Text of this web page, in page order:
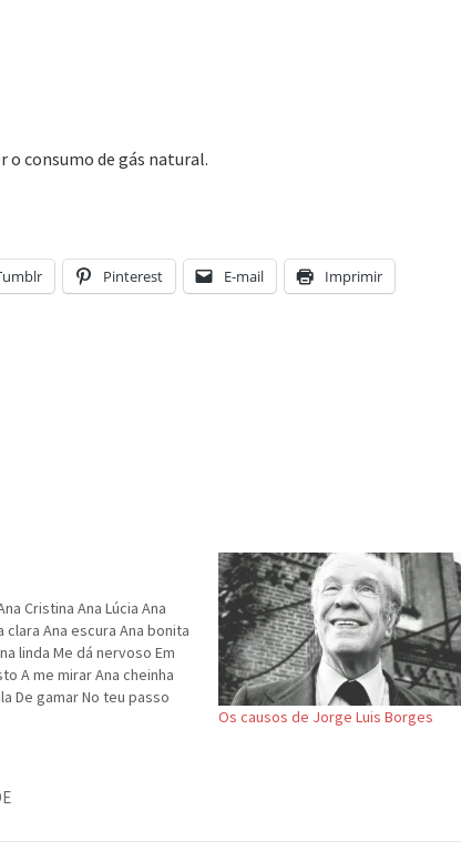
o consumo de gás natural.
Pinterest E-mail Imprimir
Cristina Ana Lúcia Ana
clara Ana escura Ana bonita
linda Me dá nervoso Em
A me mirar Ana cheinha
De gamar No teu passo
Os causos de Jorge Luis Borges